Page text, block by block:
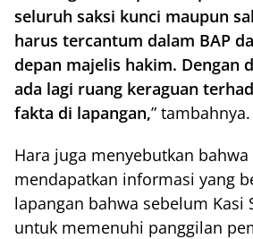
seluruh saksi kunci maupun
harus tercantum dalam BAP
depan majelis hakim. Dengan
ada lagi ruang keraguan
fakta di lapangan,” tambahnya.
Hara juga menyebutkan
mendapatkan informasi yang
lapangan bahwa sebelum Kasi
untuk memenuhi panggilan